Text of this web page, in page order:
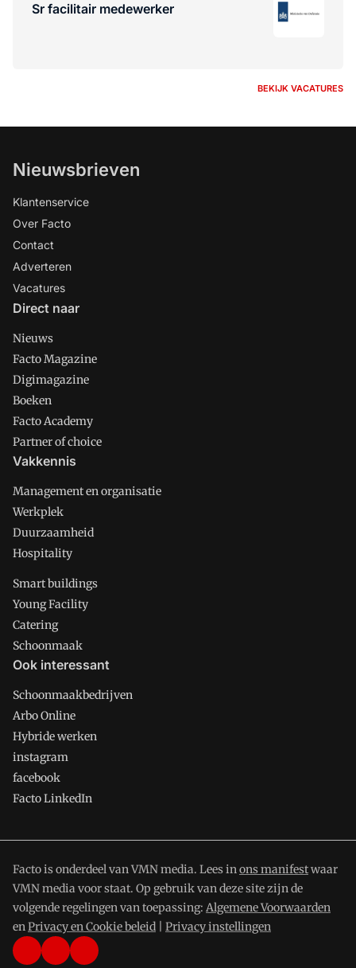
Sr facilitair medewerker
BEKIJK VACATURES
Nieuwsbrieven
Klantenservice
Over Facto
Contact
Adverteren
Vacatures
Direct naar
Nieuws
Facto Magazine
Digimagazine
Boeken
Facto Academy
Partner of choice
Vakkennis
Management en organisatie
Werkplek
Duurzaamheid
Hospitality
Smart buildings
Young Facility
Catering
Schoonmaak
Ook interessant
Schoonmaakbedrijven
Arbo Online
Hybride werken
instagram
facebook
Facto LinkedIn
Facto is onderdeel van VMN media. Lees inons manifestwaar
VMN media voor staat. Op gebruik van deze site zijn de
volgende regelingen van toepassing: Algemene Voorwaarden
enPrivacy en Cookie beleid Privacy instellingen